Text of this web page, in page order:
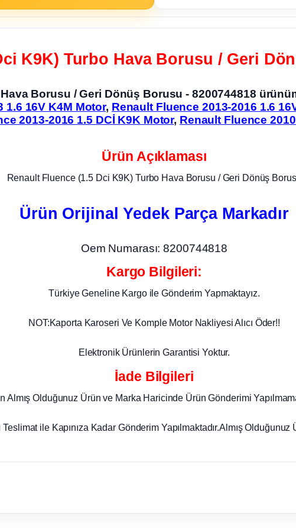
K9K) Turbo Hava Borusu / Geri
Borusu / Geri Dönüş Borusu - 8200744818
1.6 16V K4M Motor, Renault Fluence 2013-2016 1.6
2013-2016 1.5 DCİ K9K Motor, Renault Fluence
Ürün Açıklaması
Renault Fluence (1.5 Dci K9K) Turbo Hava Borusu / Geri Dönüş
Ürün Orijinal Yedek Parça Markadır
Oem Numarası: 8200744818
Kargo Bilgileri:
Türkiye Geneline Kargo ile Gönderim Yapmaktayız.
NOT:Kaporta Karoseri Ve Komple Motor Nakliyesi Alıcı Öder!!
Elektronik Ürünlerin Garantisi Yoktur.
İade Bilgileri
Almış Olduğunuz Ürün ve Marka Haricinde Ürün Gönderimi
ile Kapınıza Kadar Gönderim Yapılmaktadır.Almış